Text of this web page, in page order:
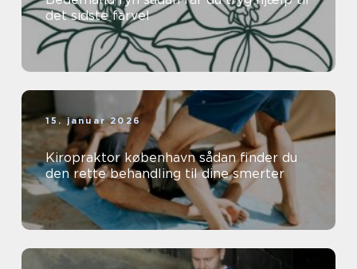
det sidste farvel
15. januar 2026
Kiropraktor københavn sådan finder du
den rette behandling til dine smerter